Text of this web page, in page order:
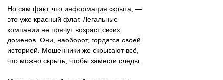
Но сам факт, что информация скрыта, —
это уже красный флаг. Легальные
компании не прячут возраст своих
доменов. Они, наоборот, гордятся своей
историей. Мошенники же скрывают всё,
что можно скрыть, чтобы замести следы.